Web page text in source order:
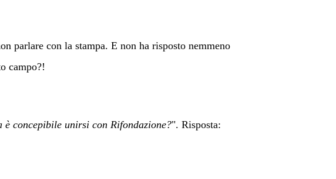
parlare con la stampa. E non ha risposto nemmeno
campo?!
concepibile unirsi con Rifondazione?". Risposta: